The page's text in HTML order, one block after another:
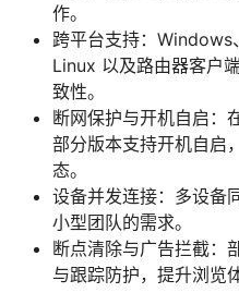
作。
跨平台支持：Windows
Linux 以及路由器客户
致性。
断网保护与开机自启：
部分版本支持开机自启
态。
设备并发连接：多设备
小型团队的需求。
断点清除与广告拦截：
与跟踪防护，提升浏览